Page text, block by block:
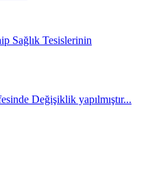
Sağlık Tesislerinin
Değişiklik yapılmıştır...